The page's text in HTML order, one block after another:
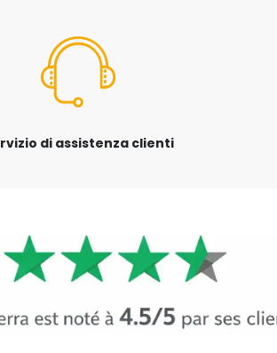
di assistenza clienti